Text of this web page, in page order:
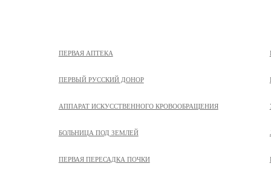
ПЕРВАЯ АПТЕКА
ПЕРВЫЙ РУССКИЙ ДОНОР
АППАРАТ ИСКУССТВЕННОГО КРОВООБРАЩЕНИЯ
БОЛЬНИЦА ПОД ЗЕМЛЕЙ
ПЕРВАЯ ПЕРЕСАДКА ПОЧКИ